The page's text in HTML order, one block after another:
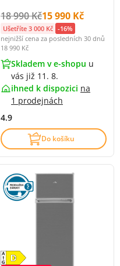
Původní cena s DPH:
18 990 KčCena s DPH:
15 990 Kč
Ušetříte 3 000 Kč -16%
nejnižší cena za posledních 30 dnů
18 990 Kč
Skladem v e-shopu u
vás již 11. 8.
ihned k dispozici na
1 prodejnách
4.9
Do košíku